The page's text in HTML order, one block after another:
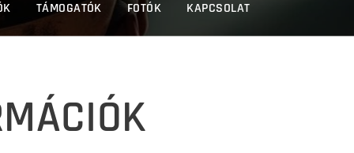
TÁMOGATÓK FOTÓK KAPCSOLAT